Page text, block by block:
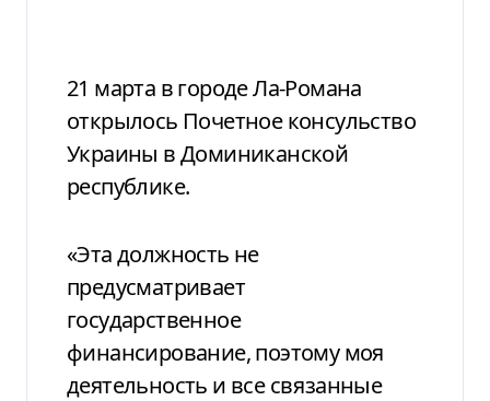
21 марта в городе Ла-Романа
открылось Почетное консульство
Украины в Доминиканской
республике.
«Эта должность не
предусматривает
государственное
финансирование, поэтому моя
деятельность и все связанные